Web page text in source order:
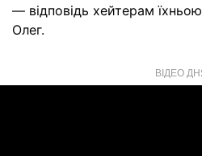
— відповідь хейтерам
Олег.
ВІДЕО